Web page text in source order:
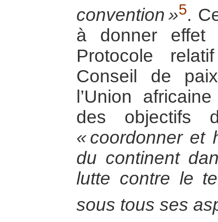
convention »5.
à donner
Protocole
Conseil de
l’Union
des objectifs
« coordonner et
du continent
lutte contre le
sous tous ses